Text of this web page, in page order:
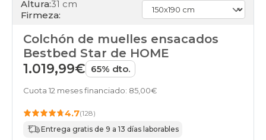
Altura:31 cm
Firmeza:
Colchón de muelles ensacados
Bestbed Star de HOME
1.019,99€ 65% dto.
Cuota 12 meses financiado: 85,00€
4.7(128)
Entrega gratis de 9 a 13 días laborables